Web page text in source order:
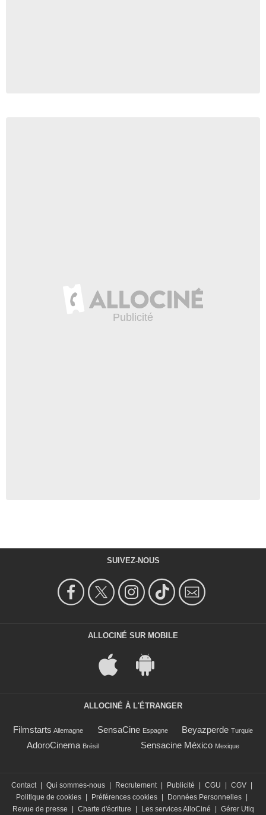
SUIVEZ-NOUS
ALLOCINÉ SUR MOBILE
ALLOCINÉ À L'ÉTRANGER
Filmstarts Allemagne SensaCine Espagne Beyazperde Turquie
AdoroCinema Brésil Sensacine México Mexique
Contact Qui sommes-nous Recrutement Publicité CGU CGV
Politique de cookies
Préférences cookies Données Personnelles
Revue de presse
Charte d'écriture Les services AlloCiné Gérer Utiq